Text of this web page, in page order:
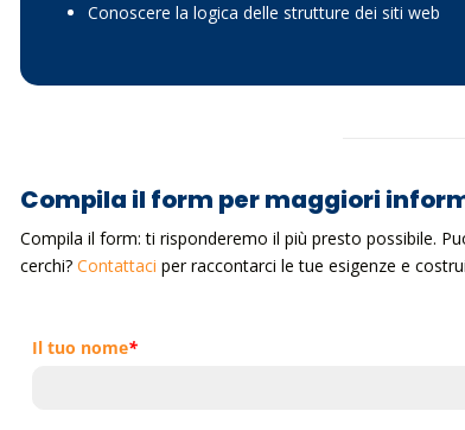
Conoscere la logica delle strutture dei siti web
Compila il form per maggiori
Compila il form: ti risponderemo il più presto possibile.
cerchi? Contattaci per raccontarci le tue esigenze e
Il tuo nome*